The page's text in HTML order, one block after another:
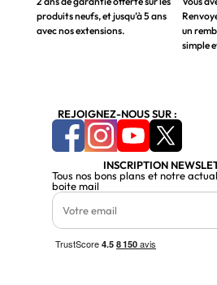
produits neufs, et jusqu’à 5 ans
avec nos extensions.
un
simple
REJOIGNEZ-NOUS SUR :
INSCRIPTION
Tous nos bons plans et notre
boite mail